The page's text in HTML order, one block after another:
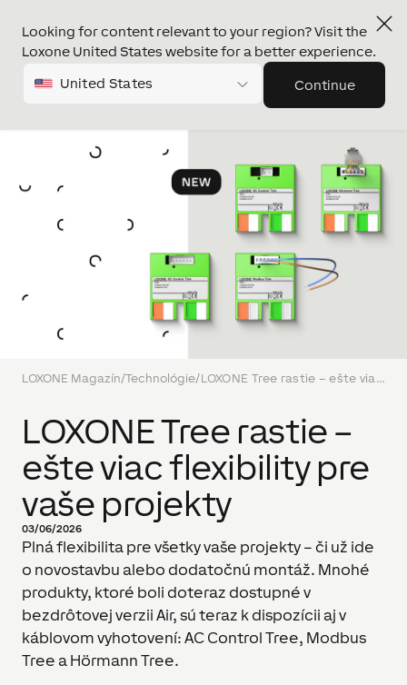
Looking for content relevant to your region? Visit the
Loxone United States website for a better experience.
United States Continue
LOXONE Magazín/Technológie/ LOXONE Tree rastie – ešte viac flexibility pre vaše projekty
LOXONE Tree rastie –
ešte viac flexibility pre
vaše projekty
03/06/2026
Plná flexibilita pre všetky vaše projekty – či už ide
o novostavbu alebo dodatočnú montáž. Mnohé
produkty, ktoré boli doteraz dostupné v
bezdrôtovej verzii Air, sú teraz k dispozícii aj v
káblovom vyhotovení: AC Control Tree, Modbus
Tree a Hörmann Tree.